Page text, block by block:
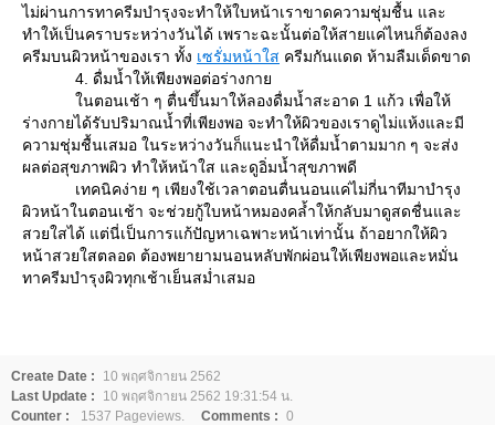
ไม่ผ่านการทาครีมบำรุงจะทำให้ใบหน้าเราขาดความชุ่มชื้น และ
ทำให้เป็นคราบระหว่างวันได้ เพราะฉะนั้นต่อให้สายแค่ไหนก็ต้องลง
ครีมบนผิวหน้าของเรา ทั้ง เซรั่มหน้าใส ครีมกันแดด ห้ามลืมเด็ดขาด
4. ดื่มน้ำให้เพียงพอต่อร่างกา
นตอนเช้า ๆ ตื่นขึ้นมาให้ลองดื่มน้ำสะอาด 1 แก้ว เพื่อให้
ร่างกายได้รับปริมาณน้ำที่เพียงพอ จะทำให้ผิวของเราดูไม่แห้งและมี
ความชุ่มชื้นเสมอ ในระหว่างวันก็แนะนำให้ดื่มน้ำตามมาก ๆ จะส่ง
ผลต่อสุขภาพผิว ทำให้หน้าใส และดูอิ่มน้ำสุขภาพดี
เทคนิคง่าย ๆ เพียงใช้เวลาตอนตื่นนอนแค่ไม่กี่นาทีมาบำรุง
ผิวหน้าในตอนเช้า จะช่วยกู้ใบหน้าหมองคล้ำให้กลับมาดูสดชื่นและ
สวยใสได้ แต่นี่เป็นการแก้ปัญหาเฉพาะหน้าเท่านั้น ถ้าอยากให้ผิว
หน้าสวยใสตลอด ต้องพยายามนอนหลับพักผ่อนให้เพียงพอและหมั่น
ทาครีมบำรุงผิวทุกเช้าเย็นสม่ำเสมอ
Create Date :
10 พฤศจิกายน 2562
Last Update :
10 พฤศจิกายน 2562 19:31:54 น.
Counter :
1537 Pageviews. Comments : 0